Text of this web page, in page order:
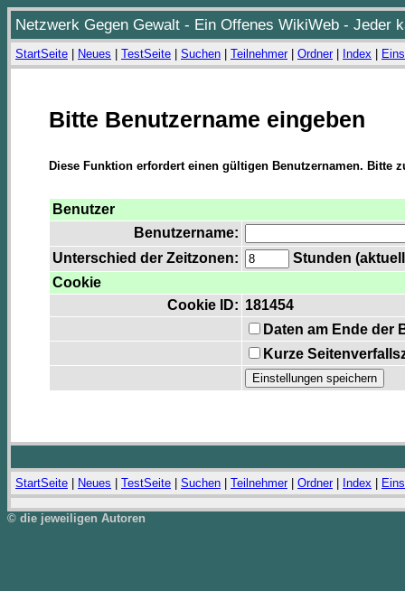
Netzwerk Gegen Gewalt - Ein Offenes WikiWeb - Jeder
StartSeite Neues TestSeite Suchen Teilnehmer| Ordner| Index
Bitte Benutzername eingeben
Diese Funktion erfordert einen gültigen Benutzernamen. Bitte
Benutzer
Benutzername:
Unterschied der Zeitzonen:
Stunden
Cookie
Cookie ID: 181454
Daten am Ende der
Kurze
StartSeite Neues TestSeite Suchen Teilnehmer| Ordner| Index
© die jeweiligen Autoren